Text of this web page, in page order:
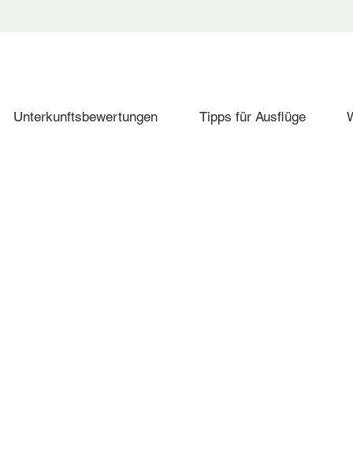
Unterkunftsbewertungen Tipps für Ausflüge